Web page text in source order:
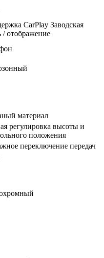
CarPlay Заводская
/ отображение
материал
регулировка высоты и
положения
переключение передач